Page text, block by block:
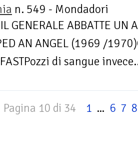
n. 549 - Mondadori
GENERALE ABBATTE
AN ANGEL (1969 /
di sangue
Pagina 10 di 34 1 ... 6 7 8